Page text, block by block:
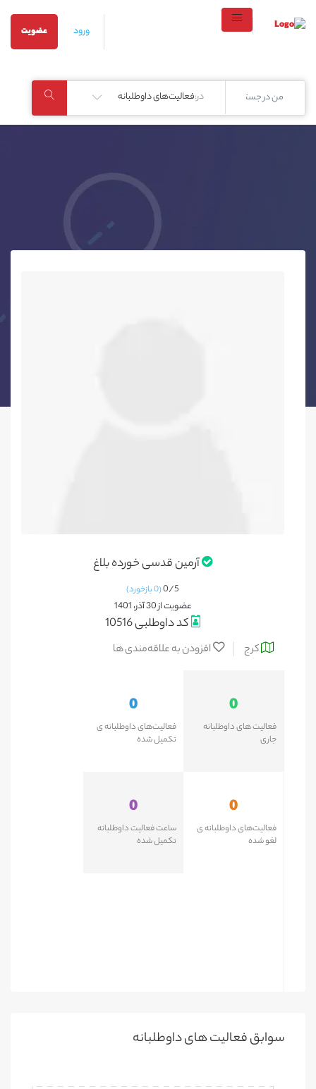
ورود عضویت
در:فعالیت‌های داوطلبانه
آرمین قدسی خورده بلاغ
0/5 (0 بازخورد)
عضویت از 30 آذر، 1401
کد داوطلبی 10516
کرج افزودن به علاقه‌مندی ها
0
فعالیت های داوطلبانه
جاری
0
فعالیت‌های داوطلبانه ی
تکمیل شده
0
فعالیت‌های داوطلبانه ی
لغو شده
0
ساعت فعالیت داوطلبانه
تکمیل شده
سوابق فعالیت های داوطلبانه